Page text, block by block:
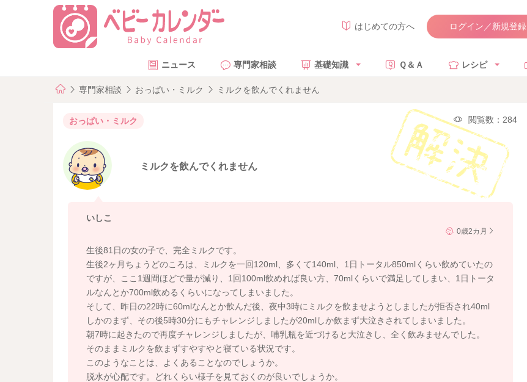
はじめての方へ ログイン／新規登録
ニュース 専門家相談 基礎知識 Ｑ＆Ａ レシピ
専門家相談 おっぱい・ミルク ミルクを飲んでくれません
おっぱい・ミルク 閲覧数：284
ミルクを飲んでくれません
いしこ
0歳2カ月
生後81日の女の子で、完全ミルクです。
生後2ヶ月ちょうどのころは、ミルクを一回120ml、多くて140ml、1日トータル850mlくらい飲めていたの
ですが、ここ1週間ほどで量が減り、1回100ml飲めれば良い方、70mlくらいで満足してしまい、1日トータ
ルなんとか700ml飲めるくらいになってしまいました。
そして、昨日の22時に60mlなんとか飲んだ後、夜中3時にミルクを飲ませようとしましたが拒否され40ml
しかのまず、その後5時30分にもチャレンジしましたが20mlしか飲まず大泣きされてしまいました。
朝7時に起きたので再度チャレンジしましたが、哺乳瓶を近づけると大泣きし、全く飲みませんでした。
そのままミルクを飲まずすやすやと寝ている状況です。
このようなことは、よくあることなのでしょうか。
脱水が心配です。どれくらい様子を見ておくのが良いでしょうか。